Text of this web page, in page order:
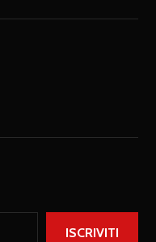
ISCRIVITI